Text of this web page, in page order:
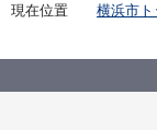
現在位置 横浜市ト
民生委